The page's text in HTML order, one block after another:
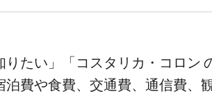
たい」「コスタリカ・コロン
費や食費、交通費、通信費、